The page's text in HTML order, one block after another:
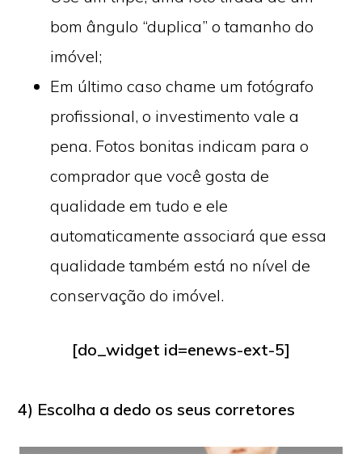
bom ângulo “duplica” o tamanho do
imóvel;
Em último caso chame um fotógrafo
profissional, o investimento vale a
pena. Fotos bonitas indicam para o
comprador que você gosta de
qualidade em tudo e ele
automaticamente associará que essa
qualidade também está no nível de
conservação do imóvel.
[do_widget id=enews-ext-5]
4) Escolha a dedo os seus corretores